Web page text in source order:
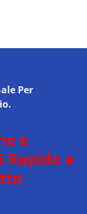
Per
e
Rapido e